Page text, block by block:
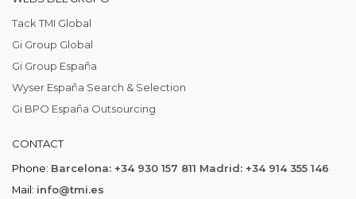
Tack TMI Global
Gi Group Global
Gi Group España
Wyser España Search & Selection
Gi BPO España Outsourcing
CONTACT
Phone: Barcelona: +34 930 157 811 Madrid: +34 914 355 146
Mail: info@tmi.es